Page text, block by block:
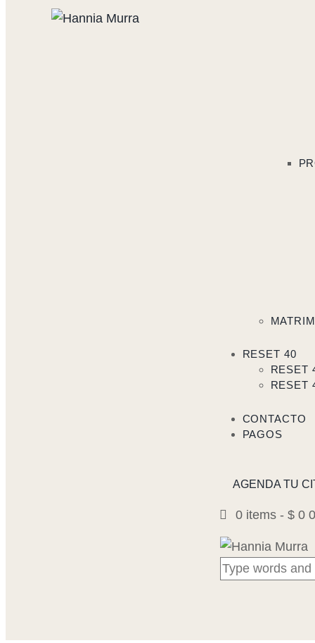
RESET 40
RESET
RESET
CONTACTO
PAGOS
AGENDA TU
0 items - $ 0 0